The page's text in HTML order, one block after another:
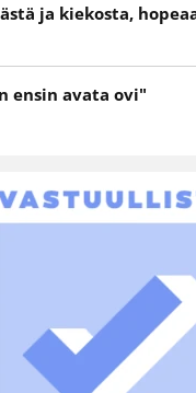
ja kiekosta,
ensin avata ovi"